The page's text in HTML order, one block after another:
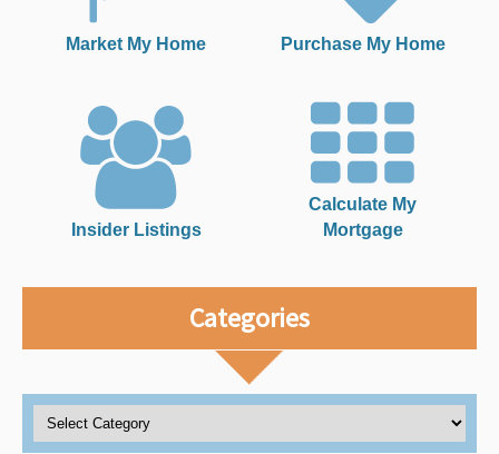
Market My Home Purchase My Home
Insider Listings
Calculate My
Mortgage
Categories